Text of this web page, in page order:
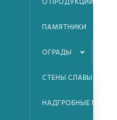
ПАМЯТНИКИ
ОГРАДЫ
СТЕНЫ СЛАВЫ ВОВ
НАДГРОБНЫЕ ПЛИТЫ